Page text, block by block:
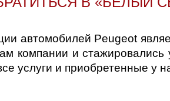
автомобилей Peugeot
компании и стажировались
услуги и приобретенные у